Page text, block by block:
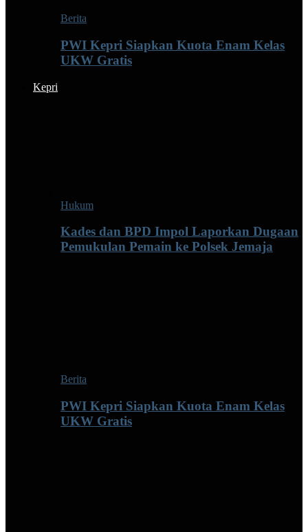
Berita
PWI Kepri Siapkan Kuota Enam Kelas
UKW Gratis
Kepri
Hukum
Kades dan BPD Impol Laporkan Dugaan
Pemukulan Pemain ke Polsek Jemaja
Berita
PWI Kepri Siapkan Kuota Enam Kelas
UKW Gratis